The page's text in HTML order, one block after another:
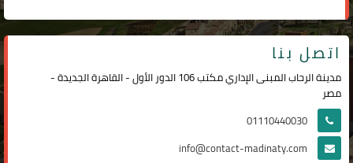
اتصل بنا
مدينة الرحاب المبنى الإداري مكتب 106 الدور الأول - القاهرة الجديدة -
مصر
01110440030
info@contact-madinaty.com